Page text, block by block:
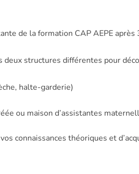
de la formation CAP AEPE
deux structures différentes pour
halte-garderie)
ou maison d’assistantes
connaissances théoriques et